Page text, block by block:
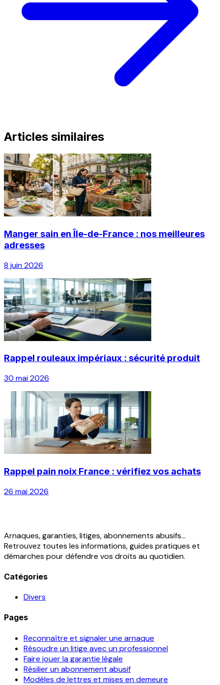
Articles similaires
Manger sain en Île-de-France : nos meilleures
adresses
8 juin 2026
Rappel rouleaux impériaux : sécurité produit
30 mai 2026
Rappel pain noix France : vérifiez vos achats
26 mai 2026
Arnaques, garanties, litiges, abonnements abusifs...
Retrouvez toutes les informations, guides pratiques et
démarches pour défendre vos droits au quotidien.
Catégories
Divers
Pages
Reconnaître et signaler une arnaque
Résoudre un litige avec un professionnel
Faire jouer la garantie légale
Résilier un abonnement abusif
Modèles de lettres et mises en demeure